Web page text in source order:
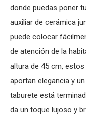
donde puedas poner
auxiliar de cerámica
puede colocar
de atención de la
altura de 45 cm,
aportan elegancia y
taburete está
da un toque lujoso y